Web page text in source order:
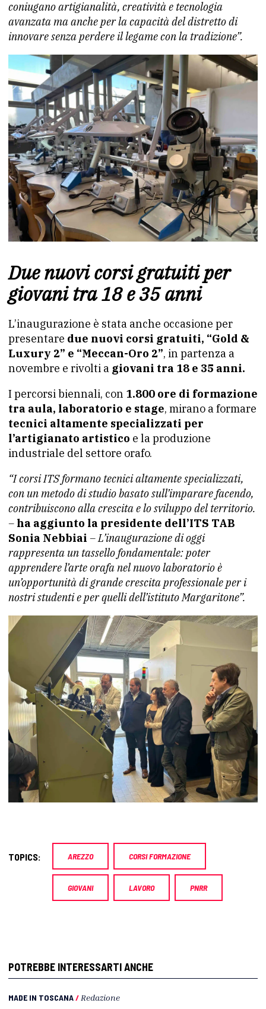
coniugano artigianalità, creatività e tecnologia
avanzata ma anche per la capacità del distretto di
innovare senza perdere il legame con la tradizione”.
Due nuovi corsi gratuiti per
giovani tra 18 e 35 anni
L’inaugurazione è stata anche occasione per
presentare due nuovi corsi gratuiti, “Gold &
Luxury 2” e “Meccan-Oro 2”, in partenza a
novembre e rivolti a giovani tra 18 e 35 anni.
I percorsi biennali, con 1.800 ore di formazione
tra aula, laboratorio e stage, mirano a formare
tecnici altamente specializzati per
l’artigianato artistico e la produzione
industriale del settore orafo.
“I corsi ITS formano tecnici altamente specializzati,
con un metodo di studio basato sull’imparare facendo,
contribuiscono alla crescita e lo sviluppo del territorio.
– ha aggiunto la presidente dell’ITS TAB
Sonia Nebbiai – L’inaugurazione di oggi
rappresenta un tassello fondamentale: poter
apprendere l’arte orafa nel nuovo laboratorio è
un’opportunità di grande crescita professionale per i
nostri studenti e per quelli dell’istituto Margaritone”.
TOPICS: AREZZO CORSI FORMAZIONE
GIOVANI LAVORO PNRR
POTREBBE INTERESSARTI ANCHE
MADE IN TOSCANA/ Redazione